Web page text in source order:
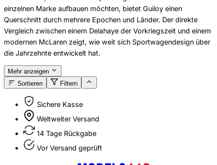
einzelnen Marke aufbauen möchten, bietet Guiloy einen
Querschnitt durch mehrere Epochen und Länder. Der direkte
Vergleich zwischen einem Delahaye der Vorkriegszeit und einem
modernen McLaren zeigt, wie weit sich Sportwagendesign über
die Jahrzehnte entwickelt hat.
Mehr anzeigen
Sortieren
Filtern
Sichere Kasse
Weltweiter Versand
14 Tage Rückgabe
Vor Versand geprüft